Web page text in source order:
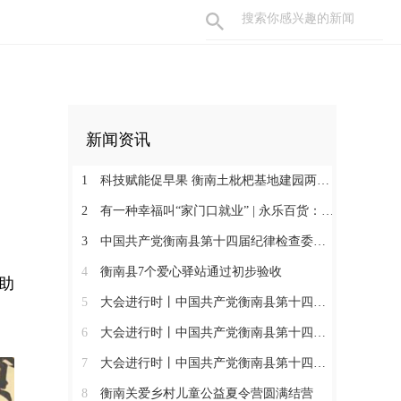
新闻资讯
1 科技赋能促早果 衡南土枇杷基地建园两年见果助振兴
2 有一种幸福叫“家门口就业” | 永乐百货：守护百姓三餐四季 搭建就业暖心平台
3 中国共产党衡南县第十四届纪律检查委员会第一次全体会议召开 肖高德当选县纪委书记
4 衡南县7个爱心驿站通过初步验收
5 大会进行时丨中国共产党衡南县第十四次代表大会第三次大会召开
6 大会进行时丨中国共产党衡南县第十四次代表大会主席团举行第六次会议
7 大会进行时丨中国共产党衡南县第十四次代表大会主席团举行第五次会议
8 衡南关爱乡村儿童公益夏令营圆满结营